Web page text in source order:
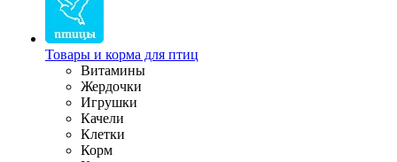
Товары и корма для птиц
Витамины
Жердочки
Игрушки
Качели
Клетки
Корм